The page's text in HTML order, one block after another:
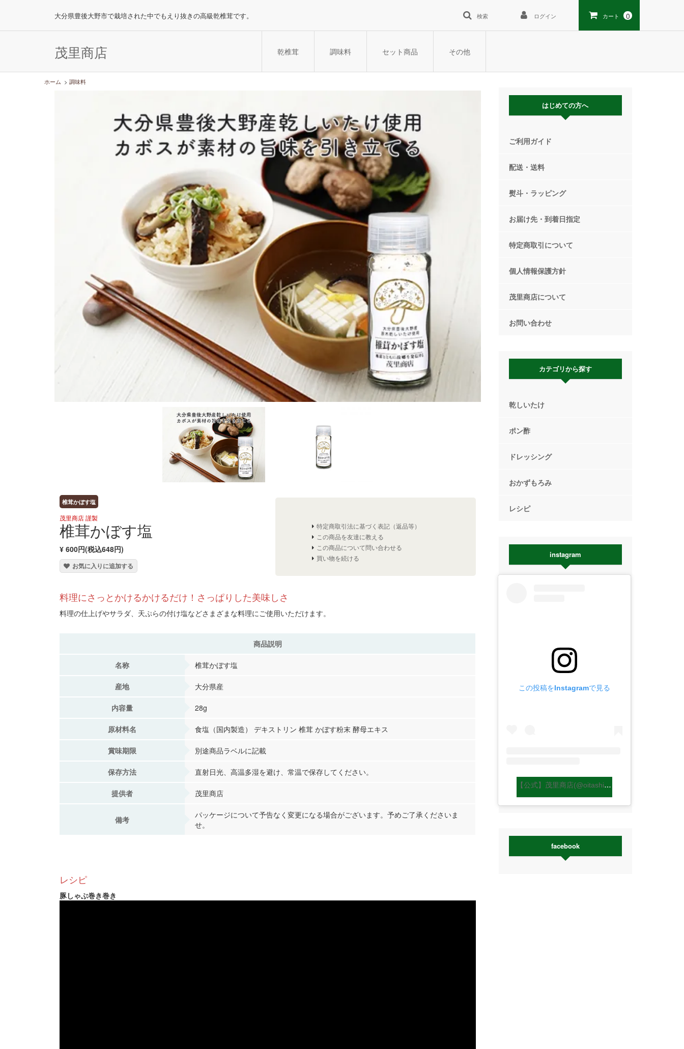
大分県豊後大野市で栽培された中でもえり抜きの高級乾椎茸です。 検索 ログイン カート 0
茂里商店 乾椎茸 調味料 セット商品 その他
ホーム > 調味料
椎茸かぼす塩
茂里商店 謹製
椎茸かぼす塩
¥ 600円(税込648円)
お気に入りに追加する
特定商取引法に基づく表記（返品等）
この商品を友達に教える
この商品について問い合わせる
買い物を続ける
料理にさっとかけるかけるだけ！さっぱりした美味しさ
料理の仕上げやサラダ、天ぷらの付け塩などさまざまな料理にご使用いただけます。
商品説明
名称 椎茸かぼす塩
産地 大分県産
内容量 28g
原材料名 食塩（国内製造） デキストリン 椎茸 かぼす粉末 酵母エキス
賞味期限 別途商品ラベルに記載
保存方法 直射日光、高温多湿を避け、常温で保存してください。
提供者 茂里商店
備考
パッケージについて予告なく変更になる場合がございます。予めご了承くださいま
せ。
レシピ
豚しゃぶ巻き巻き
はじめての方へ
ご利用ガイド
配送・送料
熨斗・ラッピング
お届け先・到着日指定
特定商取引について
個人情報保護方針
茂里商店について
お問い合わせ
カテゴリから探す
乾しいたけ
ポン酢
ドレッシング
おかずもろみ
レシピ
instagram
この投稿をInstagramで見る
【公式】茂里商店(@oitashiitakemori)がシェアした投稿
facebook